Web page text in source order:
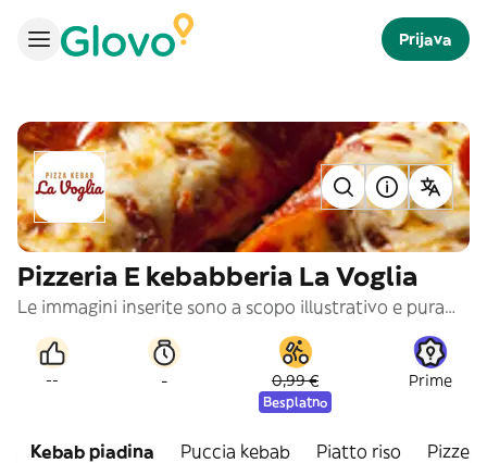
Prijava
Pizzeria E kebabberia La Voglia
Le immagini inserite sono a scopo illustrativo e puramente indicativo
-- - 0,99 €
Besplatno
Prime
Kebab piadina Puccia kebab Piatto riso Pizze